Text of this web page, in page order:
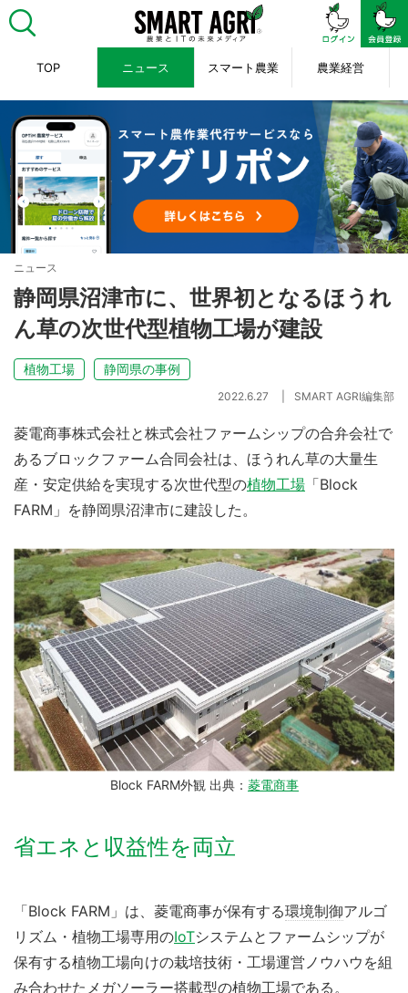
TOP ニュース スマート農業 農業経営
ニュース
静岡県沼津市に、世界初となるほうれ
ん草の次世代型植物工場が建設
植物工場 静岡県の事例
2022.6.27 SMART AGRI編集部
菱電商事株式会社と株式会社ファームシップの合弁会社で
あるブロックファーム合同会社は、ほうれん草の大量生
産・安定供給を実現する次世代型の植物工場 「Block
FARM」を静岡県沼津市に建設した。
Block FARM外観 出典： 菱電商事
省エネと収益性を両立
「Block FARM」は、菱電商事が保有する環境制御アルゴ
リズム・植物工場専用のIoTシステムとファームシップが
保有する植物工場向けの栽培技術・工場運営ノウハウを組
み合わせたメガソーラー搭載型の植物工場である。